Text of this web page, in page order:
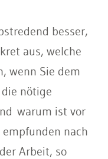
besser,
aus, welche
wenn Sie dem
nötige
warum ist vor
nach
Arbeit, so